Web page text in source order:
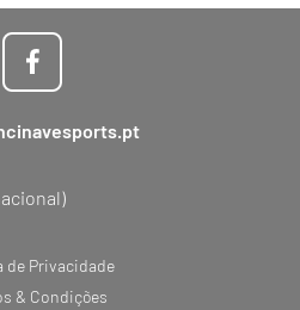
de Privacidade
& Condições